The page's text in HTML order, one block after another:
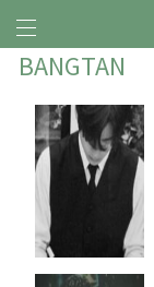
BANGTAN